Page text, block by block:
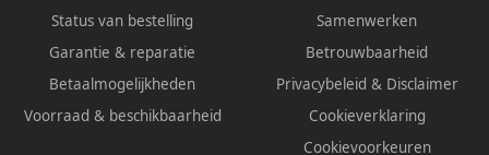
Status van bestelling
Garantie & reparatie
Betaalmogelijkheden
Voorraad & beschikbaarheid
Samenwerken
Betrouwbaarheid
Privacybeleid & Disclaimer
Cookieverklaring
Cookievoorkeuren